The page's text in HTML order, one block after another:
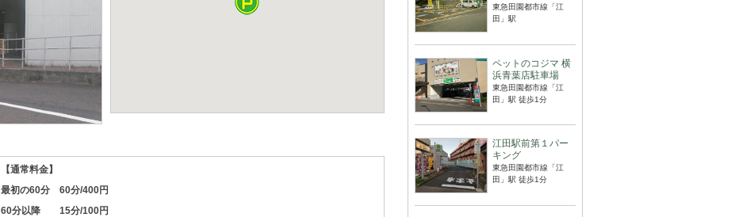
【通常料金】
最初の60分 60分/400円
60分以降 15分/100円
東急田園都市線「江
田」駅
ペットのコジマ 横
浜青葉店駐車場
東急田園都市線「江
田」駅 徒歩1分
江田駅前第１パー
キング
東急田園都市線「江
田」駅 徒歩1分